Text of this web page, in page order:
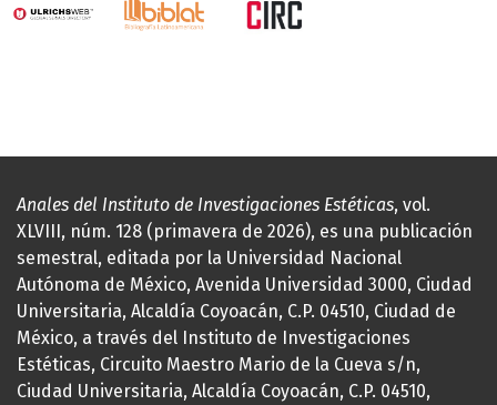
Anales del Instituto de Investigaciones Estéticas, vol.
XLVIII, núm. 128 (primavera de 2026), es una publicación
semestral, editada por la Universidad Nacional
Autónoma de México, Avenida Universidad 3000, Ciudad
Universitaria, Alcaldía Coyoacán, C.P. 04510, Ciudad de
México, a través del Instituto de Investigaciones
Estéticas, Circuito Maestro Mario de la Cueva s/n,
Ciudad Universitaria, Alcaldía Coyoacán, C.P. 04510,